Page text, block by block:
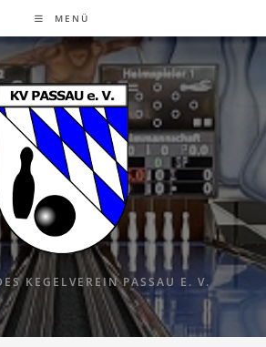
MENÜ
KEGELVEREIN PASSAU E. V.